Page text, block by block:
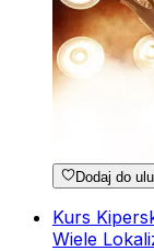
Dodaj do
Kurs
Wiele